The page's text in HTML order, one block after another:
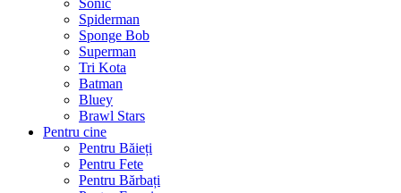
Spiderman
Sponge Bob
Superman
Tri Kota
Batman
Bluey
Brawl Stars
Pentru cine
Pentru Băieți
Pentru Fete
Pentru Bărbați